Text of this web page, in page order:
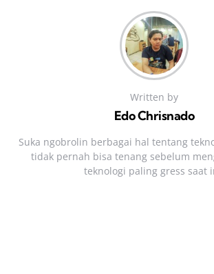
Written by
Edo Chrisnado
Suka ngobrolin berbagai hal tentang
tidak pernah bisa tenang sebelum
teknologi paling gress saat